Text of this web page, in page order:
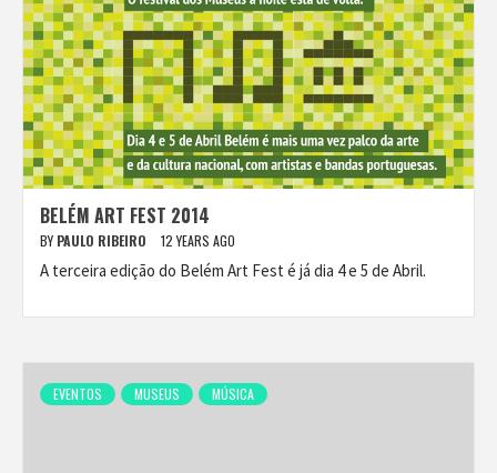
BELÉM ART FEST 2014
BY PAULO RIBEIRO 12 YEARS AGO
A terceira edição do Belém Art Fest é já dia 4 e 5 de Abril.
EVENTOS MUSEUS MÚSICA